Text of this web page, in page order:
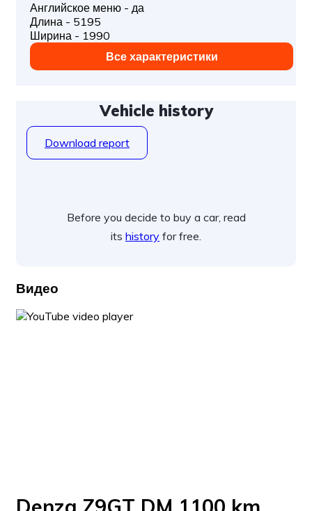
Английское меню - да
Длина - 5195
Ширина - 1990
Все характеристики
Vehicle history
Download report
Before you decide to buy a car, read
its history for free.
Видео
Denza Z9GT DM 1100 km